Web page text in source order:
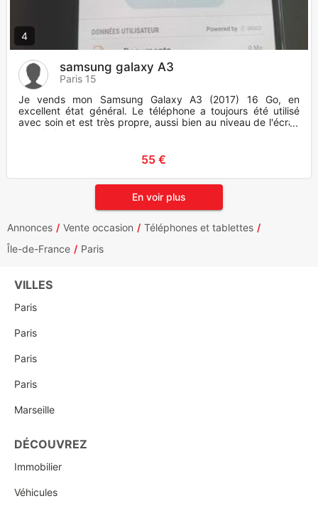
4
samsung galaxy A3
Paris 15
Je vends mon Samsung Galaxy A3 (2017) 16 Go, en
excellent état général. Le téléphone a toujours été utilisé
avec soin et est très propre, aussi bien au niveau de l'écran
que de la
55 €
En voir plus
Annonces Vente occasion
Téléphones et tablettes
Île-de-France
Paris
VILLES
Paris
Paris
Paris
Paris
Marseille
DÉCOUVREZ
Immobilier
Véhicules